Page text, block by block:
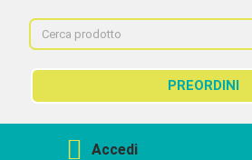
PREORDINI
Accedi